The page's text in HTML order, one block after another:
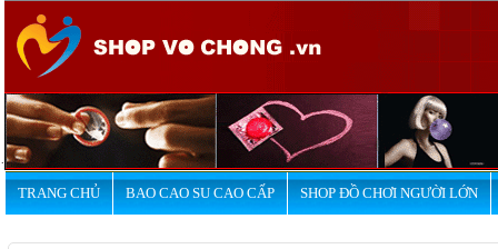
TRANG CHỦ BAO CAO SU CAO CẤP SHOP ĐỒ CHƠI NGƯỜI LỚN